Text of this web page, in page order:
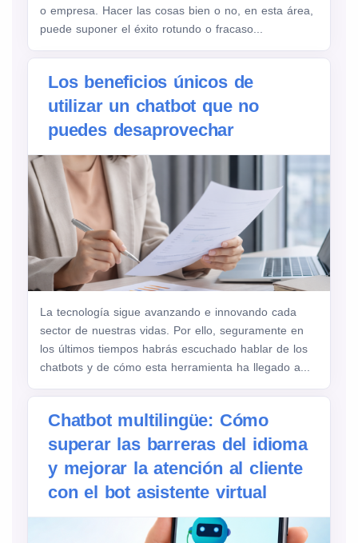
o empresa. Hacer las cosas bien o no, en esta área,
puede suponer el éxito rotundo o fracaso...
Los beneficios únicos de
utilizar un chatbot que no
puedes desaprovechar
La tecnología sigue avanzando e innovando cada
sector de nuestras vidas. Por ello, seguramente en
los últimos tiempos habrás escuchado hablar de los
chatbots y de cómo esta herramienta ha llegado a...
Chatbot multilingüe: Cómo
superar las barreras del idioma
y mejorar la atención al cliente
con el bot asistente virtual